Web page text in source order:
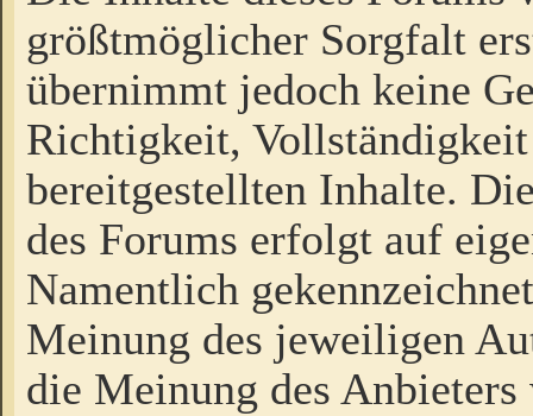
größtmöglicher Sorgfalt
übernimmt jedoch keine
Richtigkeit,
bereitgestellten Inhalte.
des Forums erfolgt auf
Namentlich
Meinung des jeweiligen
die Meinung des Anbieters